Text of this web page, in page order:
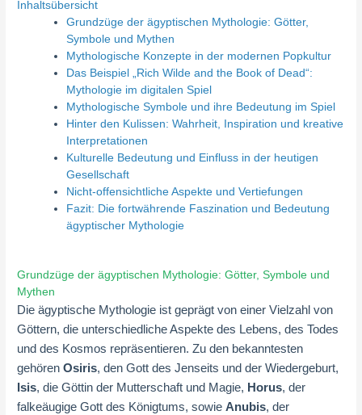
Inhaltsübersicht
Grundzüge der ägyptischen Mythologie: Götter,
Symbole und Mythen
Mythologische Konzepte in der modernen Popkultur
Das Beispiel „Rich Wilde and the Book of Dead“:
Mythologie im digitalen Spiel
Mythologische Symbole und ihre Bedeutung im Spiel
Hinter den Kulissen: Wahrheit, Inspiration und kreative
Interpretationen
Kulturelle Bedeutung und Einfluss in der heutigen
Gesellschaft
Nicht-offensichtliche Aspekte und Vertiefungen
Fazit: Die fortwährende Faszination und Bedeutung
ägyptischer Mythologie
Grundzüge der ägyptischen Mythologie: Götter, Symbole und
Mythen
Die ägyptische Mythologie ist geprägt von einer Vielzahl von
Göttern, die unterschiedliche Aspekte des Lebens, des Todes
und des Kosmos repräsentieren. Zu den bekanntesten
gehörenOsiris, den Gott des Jenseits und der Wiedergeburt,
Isis, die Göttin der Mutterschaft und Magie, Horus, der
falkeäugige Gott des Königtums, sowieAnubis, der